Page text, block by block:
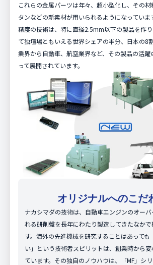
これらの金属パーツは年々、超小型化し、その
タンなどの新素材が用いられるようになっていま
精度の技術は、特に直径2.5mm以下の製品を作
て独壇場ともいえる世界シェアの半分、日本の8
業界から自動車、航空業界など、その製品の活躍
って展開されています。
オリジナルへのこだ
ナカシマダの技術は、自動車エンジンのオー
れる研削盤を長年にわたり製造してきたなか
す。海外の先進機械を研究することはあっても
い」という技術者スピリットは、創業時から
ています。その独自のノウハウは、「MF」シ